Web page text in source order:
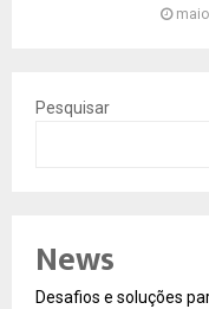
Pesquisar
News
Desafios e soluções